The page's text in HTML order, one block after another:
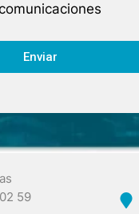
Enviar
59